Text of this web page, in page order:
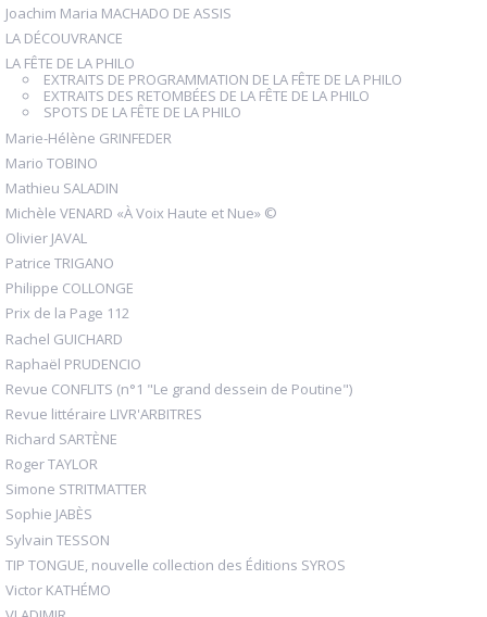
Joachim Maria MACHADO DE ASSIS
LA DÉCOUVRANCE
LA FÊTE DE LA PHILO
EXTRAITS DE PROGRAMMATION DE LA FÊTE DE LA PHILO
EXTRAITS DES RETOMBÉES DE LA FÊTE DE LA PHILO
SPOTS DE LA FÊTE DE LA PHILO
Marie-Hélène GRINFEDER
Mario TOBINO
Mathieu SALADIN
Michèle VENARD «À Voix Haute et Nue» ©
Olivier JAVAL
Patrice TRIGANO
Philippe COLLONGE
Prix de la Page 112
Rachel GUICHARD
Raphaël PRUDENCIO
Revue CONFLITS (n°1 "Le grand dessein de Poutine")
Revue littéraire LIVR'ARBITRES
Richard SARTÈNE
Roger TAYLOR
Simone STRITMATTER
Sophie JABÈS
Sylvain TESSON
TIP TONGUE, nouvelle collection des Éditions SYROS
Victor KATHÉMO